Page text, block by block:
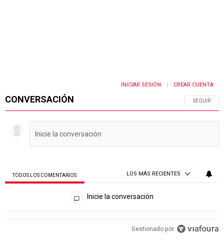
CONVERSACIÓN SIGA ESTA
SEGUIR
INICIAR SESIÓN CREAR CUENTA
TODOS LOS COMENTARIOS LOS MÁS RECIENTES
Todos los comentarios
Inicie la conversación
Gestionado por